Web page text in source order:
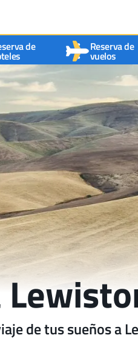
de Reserva de
vuelos
de tus sueños a